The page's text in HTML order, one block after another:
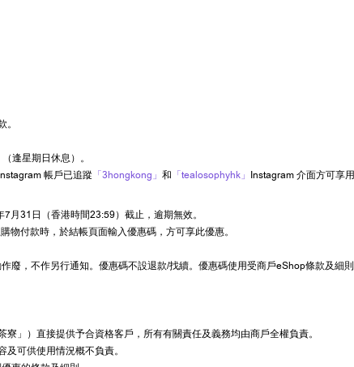
。
逢星期日休息）。
帳戶已追蹤 「3hongkong」 和 「tealosophyhk」 Instagram 介面方可享
月31日（香港時間23:59）截止，逾期無效。
付款時，於結帳頁面輸入優惠碼，方可享此優惠。
廢，不作另行通知。優惠碼不設退款/找續。優惠碼使用受商戶eShop條款及細則
」）直接提供予合資格客戶，所有有關責任及義務均由商戶全權負責。
可供使用情況概不負責。